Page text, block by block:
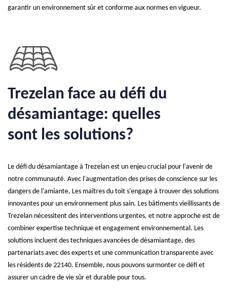
garantir un environnement sûr et conforme aux normes en vigueur.
Trezelan face au défi du
désamiantage: quelles
sont les solutions?
Le défi du désamiantage à Trezelan est un enjeu crucial pour l'avenir de
notre communauté. Avec l'augmentation des prises de conscience sur les
dangers de l'amiante, Les maîtres du toit s'engage à trouver des solutions
innovantes pour un environnement plus sain. Les bâtiments vieillissants de
Trezelan nécessitent des interventions urgentes, et notre approche est de
combiner expertise technique et engagement environnemental. Les
solutions incluent des techniques avancées de désamiantage, des
partenariats avec des experts et une communication transparente avec
les résidents de 22140. Ensemble, nous pouvons surmonter ce défi et
assurer un cadre de vie sûr et durable pour tous.